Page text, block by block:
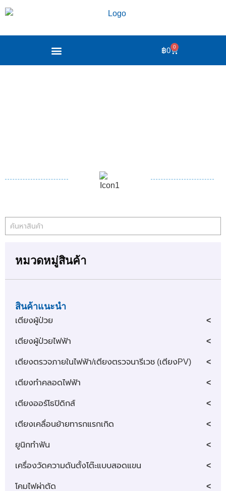
฿0 0
เตียงผู้ป่วย
เตียงผู้ป่วยไฟฟ้า
เตียงตรวจภายในไฟฟ้า/เตียงตรวจนารีเวช (เตียงPV)
เตียงทำคลอดไฟฟ้า
เตียงออร์โธปิดิกส์
เตียงเคลื่อนย้ายทารกแรกเกิด
ยูนิกทำฟัน
เครื่องวัดความดันตั้งโต๊ะแบบสอดแขน
โคมไฟผ่าตัด